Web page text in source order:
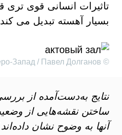
تاثیرات انسانی قوی تری
بسیار آهسته تبدیل می
© Форпост Северо-Запад / Павел Долганов
نتایج به‌دست‌آمده از
آنها به وضوح نشان